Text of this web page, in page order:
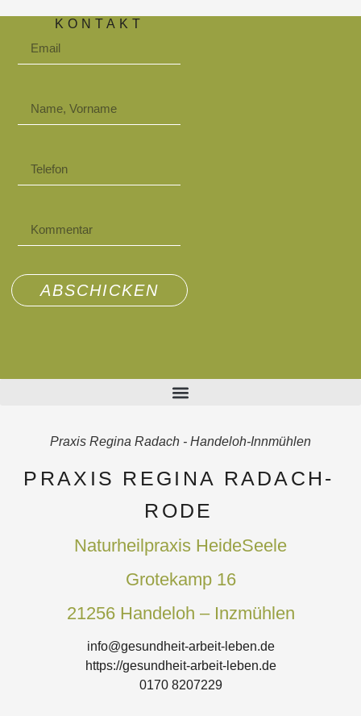
KONTAKT
ABSCHICKEN
Praxis Regina Radach - Handeloh-Innmühlen
PRAXIS REGINA RADACH-
RODE
Naturheilpraxis HeideSeele
Grotekamp 16
21256 Handeloh – Inzmühlen
info@gesundheit-arbeit-leben.de
https://gesundheit-arbeit-leben.de
0170 8207229